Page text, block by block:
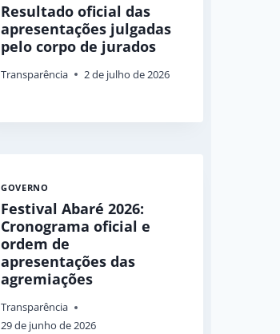
Resultado oficial das
apresentações julgadas
pelo corpo de jurados
Transparência 2 de julho de 2026
GOVERNO
Festival Abaré 2026:
Cronograma oficial e
ordem de
apresentações das
agremiações
Transparência
29 de junho de 2026